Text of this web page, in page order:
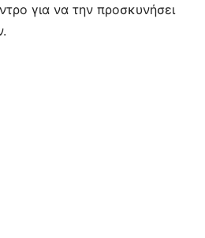
για να την προσκυνήσει